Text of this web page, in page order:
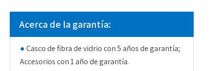
Acerca de la garantía:
●Casco de fibra de vidrio con 5 años de garantía;
Accesorios con 1 año de garantía.